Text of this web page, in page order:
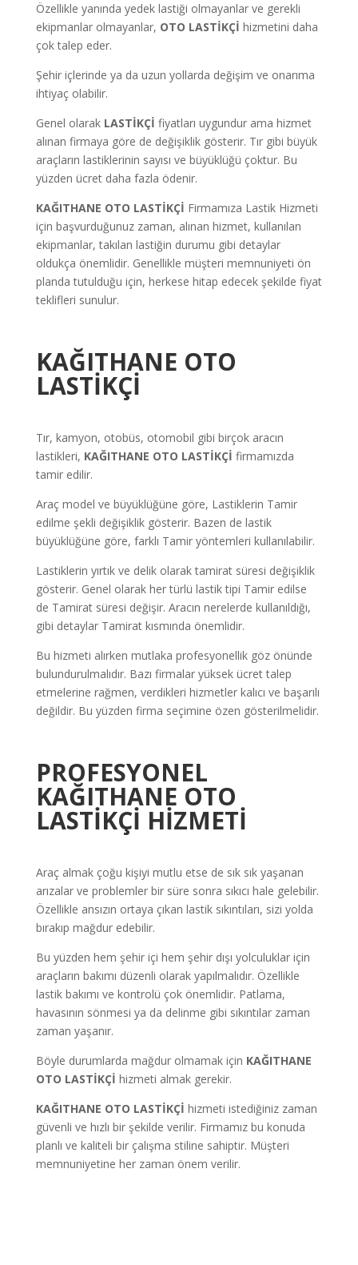
Özellikle yanında yedek lastiği olmayanlar ve gerekli
ekipmanlar olmayanlar, OTO LASTİKÇİ hizmetini daha
çok talep eder.
Şehir içlerinde ya da uzun yollarda değişim ve onarıma
ihtiyaç olabilir.
Genel olarak LASTİKÇİ fiyatları uygundur ama hizmet
alınan firmaya göre de değişiklik gösterir. Tır gibi büyük
araçların lastiklerinin sayısı ve büyüklüğü çoktur. Bu
yüzden ücret daha fazla ödenir.
KAĞITHANE OTO LASTİKÇİ Firmamıza Lastik Hizmeti
için başvurduğunuz zaman, alınan hizmet, kullanılan
ekipmanlar, takılan lastiğin durumu gibi detaylar
oldukça önemlidir. Genellikle müşteri memnuniyeti ön
planda tutulduğu için, herkese hitap edecek şekilde fiyat
teklifleri sunulur.
KAĞITHANE OTO
LASTİKÇİ
Tır, kamyon, otobüs, otomobil gibi birçok aracın
lastikleri, KAĞITHANE OTO LASTİKÇİ firmamızda
tamir edilir.
Araç model ve büyüklüğüne göre, Lastiklerin Tamir
edilme şekli değişiklik gösterir. Bazen de lastik
büyüklüğüne göre, farklı Tamir yöntemleri kullanılabilir.
Lastiklerin yırtık ve delik olarak tamirat süresi değişiklik
gösterir. Genel olarak her türlü lastik tipi Tamir edilse
de Tamirat süresi değişir. Aracın nerelerde kullanıldığı,
gibi detaylar Tamirat kısmında önemlidir.
Bu hizmeti alırken mutlaka profesyonellik göz önünde
bulundurulmalıdır. Bazı firmalar yüksek ücret talep
etmelerine rağmen, verdikleri hizmetler kalıcı ve başarılı
değildir. Bu yüzden firma seçimine özen gösterilmelidir.
PROFESYONEL
KAĞITHANE OTO
LASTİKÇİ HİZMETİ
Araç almak çoğu kişiyi mutlu etse de sık sık yaşanan
arızalar ve problemler bir süre sonra sıkıcı hale gelebilir.
Özellikle ansızın ortaya çıkan lastik sıkıntıları, sizi yolda
bırakıp mağdur edebilir.
Bu yüzden hem şehir içi hem şehir dışı yolculuklar için
araçların bakımı düzenli olarak yapılmalıdır. Özellikle
lastik bakımı ve kontrolü çok önemlidir. Patlama,
havasının sönmesi ya da delinme gibi sıkıntılar zaman
zaman yaşanır.
Böyle durumlarda mağdur olmamak için KAĞITHANE
OTO LASTİKÇİ hizmeti almak gerekir.
KAĞITHANE OTO LASTİKÇİ hizmeti istediğiniz zaman
güvenli ve hızlı bir şekilde verilir. Firmamız bu konuda
planlı ve kaliteli bir çalışma stiline sahiptir. Müşteri
memnuniyetine her zaman önem verilir.